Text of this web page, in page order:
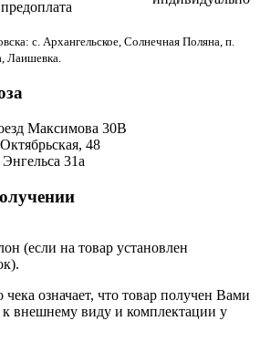
предоплата
с. Архангельское, Солнечная Поляна, п.
Лаишевка.
Максимова 30В
48
31а
(если на товар установлен
означает, что товар получен Вами
внешнему виду и комплектации у